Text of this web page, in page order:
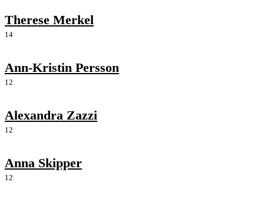
Therese Merkel
14
Ann-Kristin Persson
12
Alexandra Zazzi
12
Anna Skipper
12